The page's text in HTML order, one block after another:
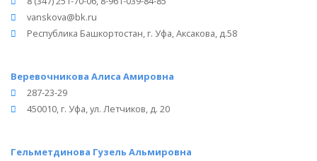
vanskova@bk.ru
Республика Башкортостан, г. Уфа, Аксакова, д.58
Веревочникова Алиса Амировна
287-23-29
450010, г. Уфа, ул. Летчиков, д. 20
Гельметдинова Гузель Альмировна